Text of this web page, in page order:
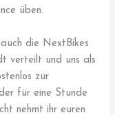
üben.
die NextBikes
verteilt und uns als
zur
für eine Stunde
nehmt ihr euren